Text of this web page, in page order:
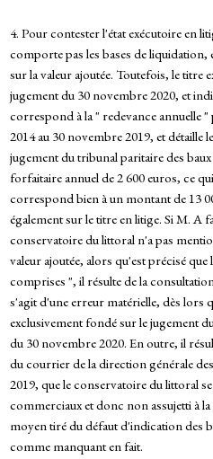
4. Pour contester l'état exécutoire en
comporte pas les bases de liquidation,
sur la valeur ajoutée. Toutefois, le titre
jugement du 30 novembre 2020, et
correspond à la " redevance annuelle
2014 au 30 novembre 2019, et détaille
jugement du tribunal paritaire des
forfaitaire annuel de 2 600 euros, ce
correspond bien à un montant de 13
également sur le titre en litige. Si M. A
conservatoire du littoral n'a pas
valeur ajoutée, alors qu'est précisé que
comprises ", il résulte de la
s'agit d'une erreur matérielle, dès lors
exclusivement fondé sur le jugement
du 30 novembre 2020. En outre, il
du courrier de la direction générale
2019, que le conservatoire du littoral
commerciaux et donc non assujetti à la
moyen tiré du défaut d'indication des
comme manquant en fait.